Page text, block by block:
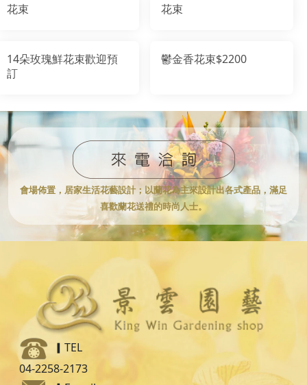
花束 花束
14朵玫瑰鮮花束歡迎預
訂
鬱金香花束$2200
會場佈置，居家生活花藝設計；以蘭花為主來設計出各式產品，滿足
喜歡蘭花送禮的時尚人士。
▎TEL
04-2258-2173